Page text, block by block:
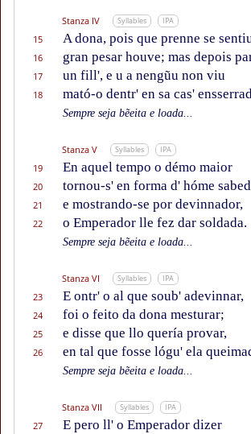
Stanza IV Syllables IPA
15 A dona, pois que prenne se
16
gran pesar houve; mas depois
17
un fill', e u a nengũu non viu
18
mató-o dentr' en sa cas'
Sempre seja bẽeita e loada...
Stanza V Syllables IPA
19 En aquel tempo o démo maior
20
tornou-s' en forma d' hóme
21
e mostrando-se por devinnador,
22
o Emperador lle fez dar soldada.
Sempre seja bẽeita e loada...
Stanza VI Syllables IPA
23 E ontr' o al que soub' adevinnar,
24
foi o feito da dona mesturar;
25
e disse que llo quería provar,
26
en tal que fosse lógu' ela
Sempre seja bẽeita e loada...
Stanza VII Syllables IPA
27 E pero ll' o Emperador dizer